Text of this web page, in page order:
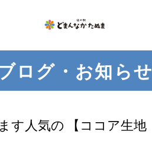
ログ・お知らせ
す人気の 【ココア生地